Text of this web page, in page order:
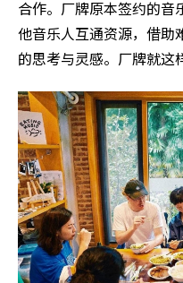
合作。厂牌原本签约的音
他音乐人互通资源，借助
的思考与灵感。厂牌就这